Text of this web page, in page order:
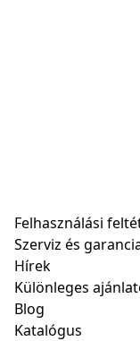
Felhasználási
Szerviz és
Hírek
Különleges
Blog
Katalógus